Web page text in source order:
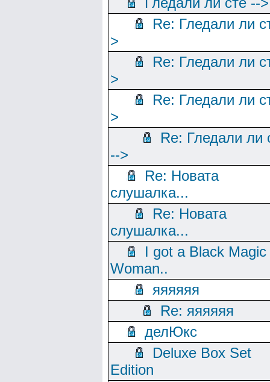
Re: Гледали ли
>
Re: Гледали ли
>
Re: Гледали ли
>
Re: Гледали ли
-->
Re: Новата
слушалка...
Re: Новата
слушалка...
I got a Black Magic
Woman..
яяяяяя
Re: яяяяяя
делЮкс
Deluxe Box Set
Edition